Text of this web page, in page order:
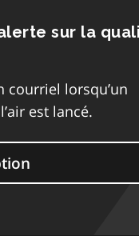
sur la
courriel lorsqu’un
est lancé.